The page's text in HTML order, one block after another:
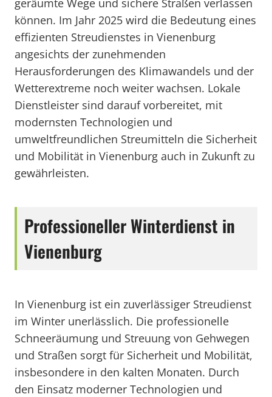
geräumte Wege und sichere Straßen verlassen
können. Im Jahr 2025 wird die Bedeutung eines
effizienten Streudienstes in Vienenburg
angesichts der zunehmenden
Herausforderungen des Klimawandels und der
Wetterextreme noch weiter wachsen. Lokale
Dienstleister sind darauf vorbereitet, mit
modernsten Technologien und
umweltfreundlichen Streumitteln die Sicherheit
und Mobilität in Vienenburg auch in Zukunft zu
gewährleisten.
Professioneller Winterdienst in
Vienenburg
In Vienenburg ist ein zuverlässiger Streudienst
im Winter unerlässlich. Die professionelle
Schneeräumung und Streuung von Gehwegen
und Straßen sorgt für Sicherheit und Mobilität,
insbesondere in den kalten Monaten. Durch
den Einsatz moderner Technologien und